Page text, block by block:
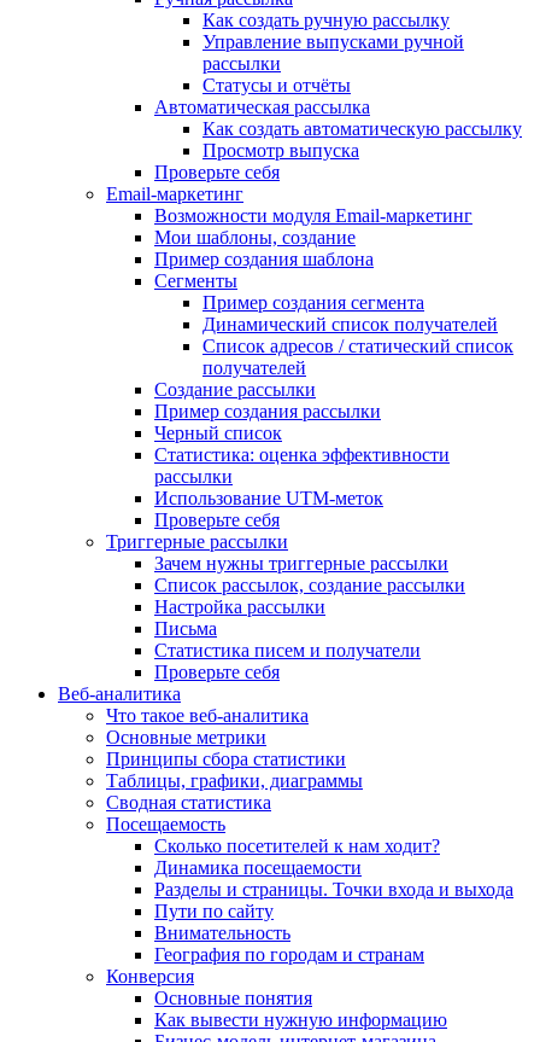
Как создать ручную рассылку
Управление выпусками ручной
рассылки
Статусы и отчёты
Автоматическая рассылка
Как создать автоматическую рассылку
Просмотр выпуска
Проверьте себя
Email-маркетинг
Возможности модуля Email-маркетинг
Мои шаблоны, создание
Пример создания шаблона
Сегменты
Пример создания сегмента
Динамический список получателей
Список адресов / статический список
получателей
Создание рассылки
Пример создания рассылки
Черный список
Статистика: оценка эффективности
рассылки
Использование UTM-меток
Проверьте себя
Триггерные рассылки
Зачем нужны триггерные рассылки
Список рассылок, создание рассылки
Настройка рассылки
Письма
Статистика писем и получатели
Проверьте себя
Веб-аналитика
Что такое веб-аналитика
Основные метрики
Принципы сбора статистики
Таблицы, графики, диаграммы
Сводная статистика
Посещаемость
Сколько посетителей к нам ходит?
Динамика посещаемости
Разделы и страницы. Точки входа и выхода
Пути по сайту
Внимательность
География по городам и странам
Конверсия
Основные понятия
Как вывести нужную информацию